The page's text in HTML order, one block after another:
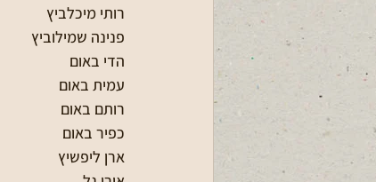
רותי מיכלביץ
פנינה שמילוביץ
הדי באום
עמית באום
רותם באום
כפיר באום
ארן ליפשיץ